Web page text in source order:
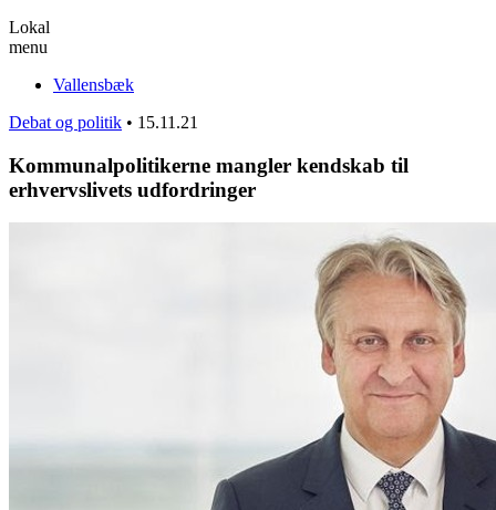
Lokal
menu
Vallensbæk
Debat og politik • 15.11.21
Kommunalpolitikerne mangler kendskab til
erhvervslivets udfordringer